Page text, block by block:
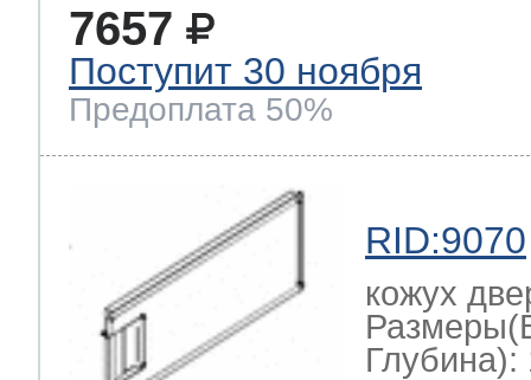
7657
Поступит 30 ноября
Предоплата 50%
RID:9070
кожух
Глубина):